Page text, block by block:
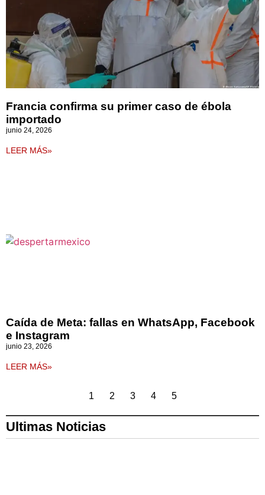
Francia confirma su primer caso de ébola
importado
junio 24, 2026
LEER MÁS»
Caída de Meta: fallas en WhatsApp, Facebook
e Instagram
junio 23, 2026
LEER MÁS»
1 2 3 4 5
Ultimas Noticias